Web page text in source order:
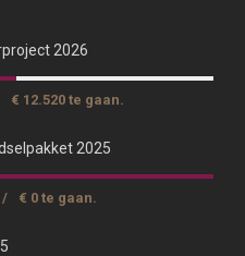
2026
€ 12.520 te gaan.
2025
/ € 0 te gaan.